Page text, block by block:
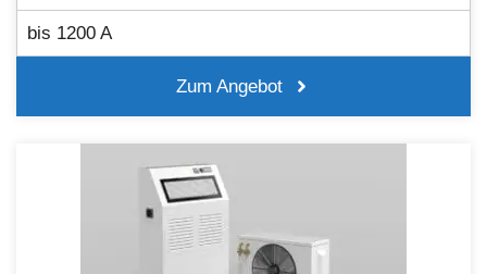
bis 1200 A
Zum Angebot